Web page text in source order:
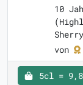
10
von
5cl =